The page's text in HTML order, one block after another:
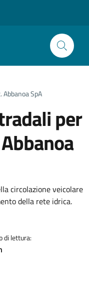
SpA
per
circolazione veicolare
della rete idrica.
di lettura: